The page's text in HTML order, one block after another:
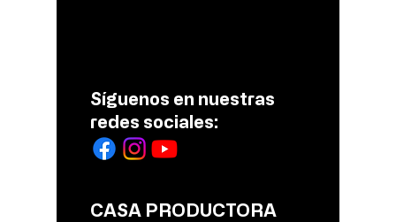
Síguenos en nuestras
redes sociales:
CASA PRODUCTORA